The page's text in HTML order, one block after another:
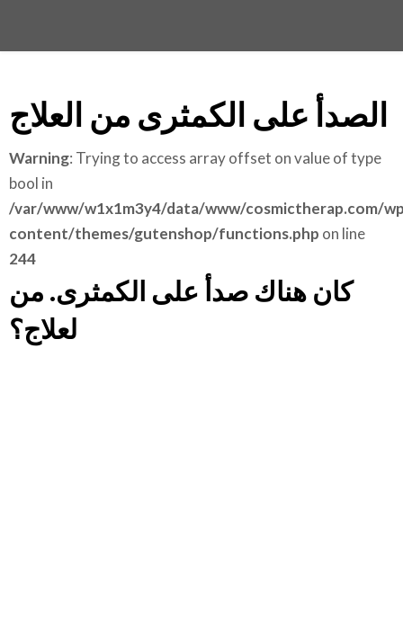
الصدأ على الكمثرى من العلاج
Warning: Trying to access array offset on value of type
bool in
/var/www/w1x1m3y4/data/www/cosmictherap.com/
content/themes/gutenshop/functions.php on line
244
كان هناك صدأ على الكمثرى. من
لعلاج؟